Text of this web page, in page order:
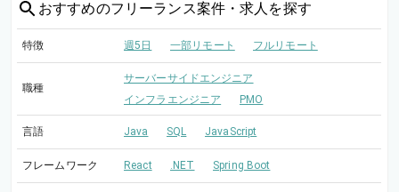
おすすめのフリーランス案件・求人を探す
特徴 週5日 一部リモート フルリモート
職種
サーバーサイドエンジニア
インフラエンジニア
PMO
言語 Java SQL JavaScript
フレームワーク React .NET Spring Boot